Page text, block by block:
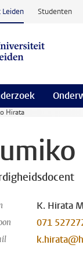
Studenten
Hirata
K. Hirata
071